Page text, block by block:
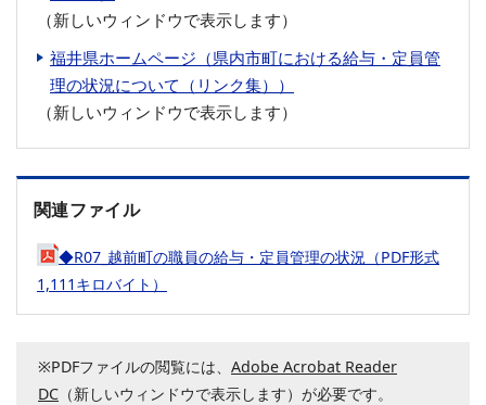
（新しいウィンドウで表示します）
福井県ホームページ（県内市町における給与・定員管
理の状況について（リンク集））
（新しいウィンドウで表示します）
関連ファイル
◆R07_越前町の職員の給与・定員管理の状況（PDF形式
1,111キロバイト）
※PDFファイルの閲覧には、 Adobe Acrobat Reader
DC （新しいウィンドウで表示します）が必要です。